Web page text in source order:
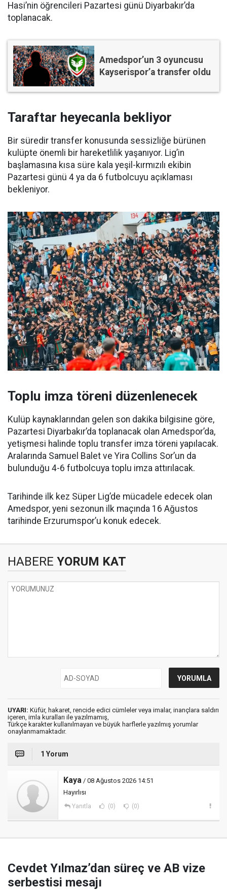
Hasi’nin öğrencileri Pazartesi günü Diyarbakır’da
toplanacak.
Amedspor’un 3 oyuncusu
Kayserispor’a transfer oldu
Taraftar heyecanla bekliyor
Bir süredir transfer konusunda sessizliğe bürünen
kulüpte önemli bir hareketlilik yaşanıyor. Lig’in
başlamasına kısa süre kala yeşil-kırmızılı ekibin
Pazartesi günü 4 ya da 6 futbolcuyu açıklaması
bekleniyor.
Toplu imza töreni düzenlenecek
Kulüp kaynaklarından gelen son dakika bilgisine göre,
Pazartesi Diyarbakır’da toplanacak olan Amedspor’da,
yetişmesi halinde toplu transfer imza töreni yapılacak.
Aralarında Samuel Balet ve Yira Collins Sor’un da
bulunduğu 4-6 futbolcuya toplu imza attırılacak.
Tarihinde ilk kez Süper Lig’de mücadele edecek olan
Amedspor, yeni sezonun ilk maçında 16 Ağustos
tarihinde Erzurumspor’u konuk edecek.
HABERE YORUM KAT
UYARI: Küfür, hakaret, rencide edici cümleler veya imalar, inançlara saldırı
içeren, imla kuralları ile yazılmamış,
Türkçe karakter kullanılmayan ve büyük harflerle yazılmış yorumlar
onaylanmamaktadır.
1 Yorum
Kaya / 08 Ağustos 2026 14:51
Hayırlısı
Yanıtla (0) (0)
Cevdet Yılmaz’dan süreç ve AB vize
serbestisi mesajı